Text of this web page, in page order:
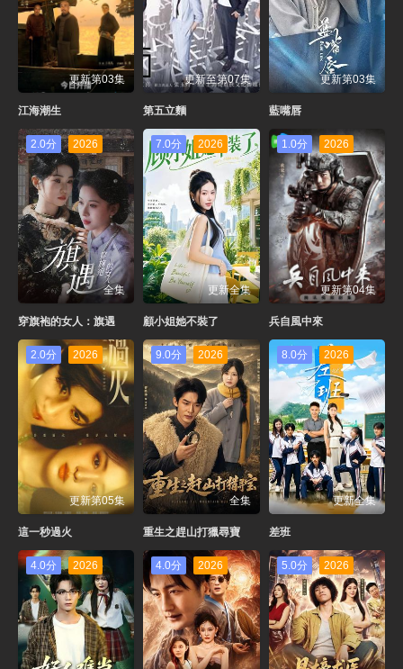
更新第03集
江海潮生
更新至第07集
第五立麵
更新第03集
藍嘴唇
2.0分 2026
全集
穿旗袍的女人：旗遇
7.0分 2026
更新全集
顧小姐她不裝了
1.0分 2026
更新第04集
兵自風中來
2.0分 2026
更新第05集
這一秒過火
9.0分 2026
全集
重生之趕山打獵尋寶
8.0分 2026
更新全集
差班
4.0分 2026 4.0分 2026 5.0分 2026